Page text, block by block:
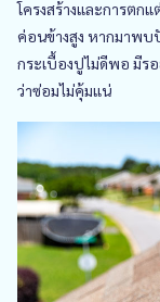
โครงสร้างและการตก
ค่อนข้างสูง หากมาพบ
กระเบื้องปูไม่ดีพอ มีร
ว่าซ่อมไม่คุ้มแน่